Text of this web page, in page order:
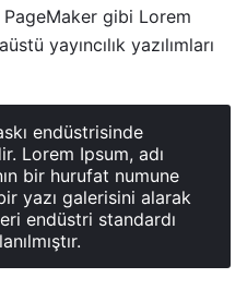
gibi Lorem
yayıncılık yazılımları
endüstrisinde
Lorem Ipsum, adı
bir hurufat numune
yazı galerisini alarak
endüstri standardı